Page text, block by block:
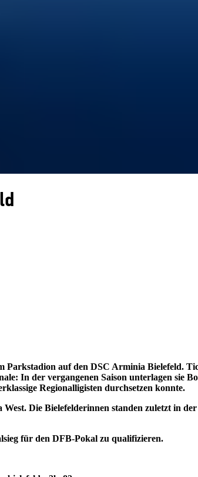
auf den DSC Arminia Bielefeld.
In der vergangenen Saison unterlagen
Regionalligisten durchsetzen konnte.
Die Bielefelderinnen standen zuletzt in
für den DFB-Pokal zu qualifizieren.